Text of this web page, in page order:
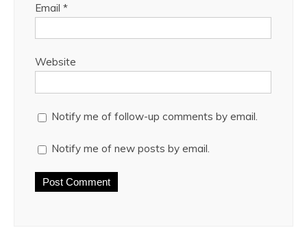
Email *
Website
Notify me of follow-up comments by email.
Notify me of new posts by email.